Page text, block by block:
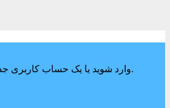
وارد شوید یا یک حساب کاربری جدید ایجاد کنید.